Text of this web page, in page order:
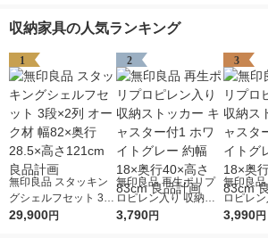
収納家具の人気ランキング
1
無印良品 スタッキン
グシェルフセット 3段
×2列 オーク材 幅82×
29,900円
2
無印良品 再生ポリプ
ロピレン入り 収納ス
トッカー キャスター
3,790円
3
無印良
ロピレ
トッカー
3,990円